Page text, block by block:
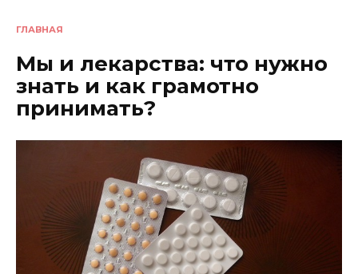
ГЛАВНАЯ
Мы и лекарства: что нужно
знать и как грамотно
принимать?